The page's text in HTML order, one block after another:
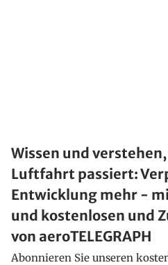
Wissen und
Luftfahrt passiert:
Entwicklung mehr -
und kostenlosen und
von aeroTELEGRAPH
Abonnieren Sie unseren